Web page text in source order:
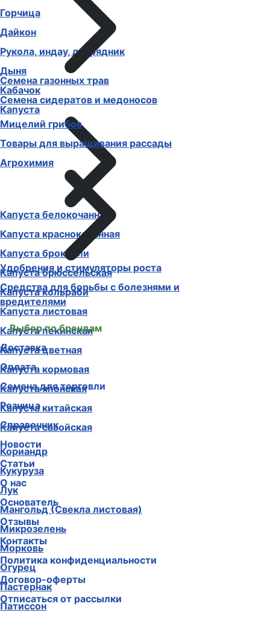
Горчица
Дайкон
Рукола, индау, двурядник
Дыня
Кабачок
Капуста
Капуста белокочанная
Капуста краснокочанная
Капуста брокколи
Капуста брюссельская
Капуста кольраби
Капуста листовая
Капуста пекинская
Капуста цветная
Капуста кормовая
Капуста японская
Капуста китайская
Капуста савойская
Кориандр
Кукуруза
Лук
Мангольд (Свекла листовая)
Микрозелень
Морковь
Огурец
Пастернак
Патиссон
Семена газонных трав
Семена сидератов и медоносов
Мицелий грибов
Товары для выращивания рассады
Агрохимия
Удобрения и стимуляторы роста
Средства для борьбы с болезнями и
вредителями
Выбор по брендам
Доставка
Оплата
Семена для торговли
Розница
Справочник
Новости
Статьи
О нас
Основатель
Отзывы
Контакты
Политика конфиденциальности
Договор-оферты
Отписаться от рассылки